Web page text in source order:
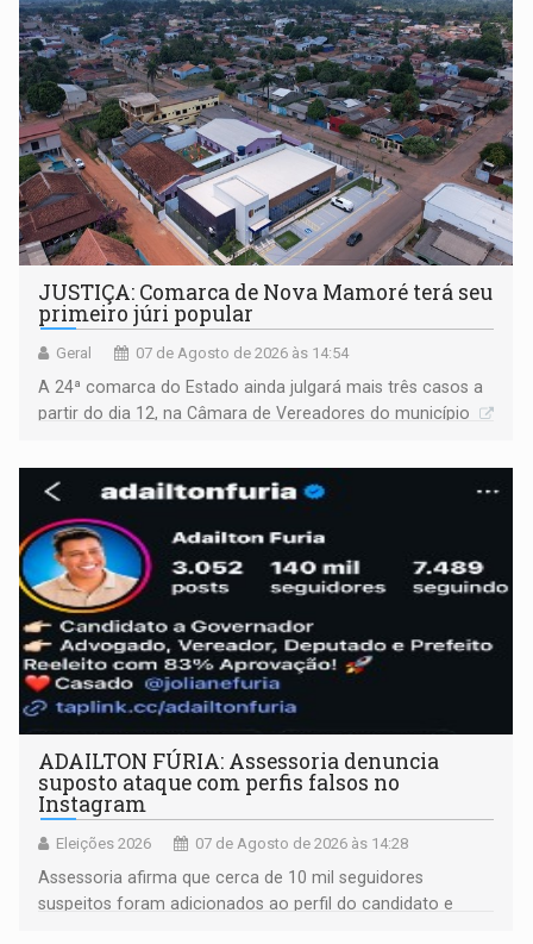
JUSTIÇA: Comarca de Nova Mamoré terá seu
primeiro júri popular
Geral 07 de Agosto de 2026 às 14:54
A 24ª comarca do Estado ainda julgará mais três casos a
partir do dia 12, na Câmara de Vereadores do município
ADAILTON FÚRIA: Assessoria denuncia
suposto ataque com perfis falsos no
Instagram
Eleições 2026 07 de Agosto de 2026 às 14:28
Assessoria afirma que cerca de 10 mil seguidores
suspeitos foram adicionados ao perfil do candidato e